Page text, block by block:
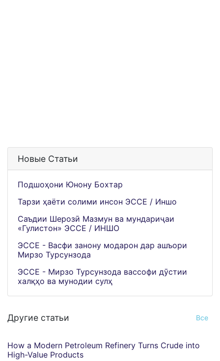
Новые Статьи
Подшоҳони Юнону Бохтар
Тарзи ҳаёти солими инсон ЭССЕ / Иншо
Саъдии Шерозӣ Мазмун ва мундариҷаи
«Гулистон» ЭССЕ / ИНШО
ЭССЕ - Васфи занону модарон дар ашъори
Мирзо Турсунзода
ЭССЕ - Мирзо Турсунзода вассофи дӯстии
халқҳо ва мунодии сулҳ
Другие статьи Все
How a Modern Petroleum Refinery Turns Crude into
High-Value Products